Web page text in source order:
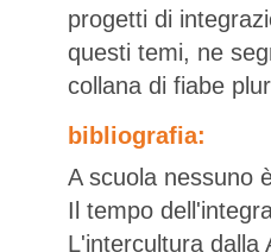
progetti di
questi temi, ne
collana di fiabe
bibliografia:
A scuola nessuno
Il tempo
L'intercultura dalla